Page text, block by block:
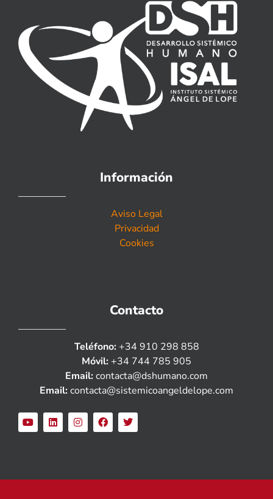
Información
Aviso Legal
Privacidad
Cookies
Contacto
Teléfono: +34 910 298 858
Móvil: +34 744 785 905
Email: contacta@dshumano.com
Email: contacta@sistemicoangeldelope.com